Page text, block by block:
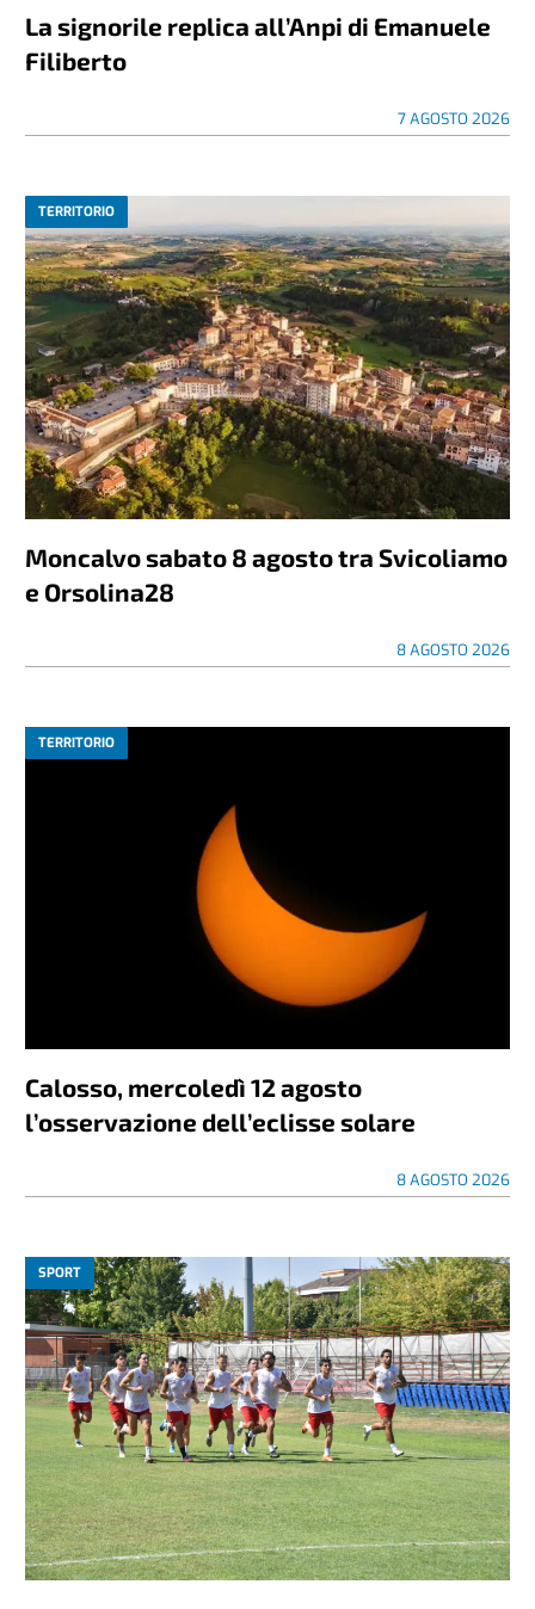
La signorile replica all’Anpi di Emanuele
Filiberto
7 AGOSTO 2026
TERRITORIO
Moncalvo sabato 8 agosto tra Svicoliamo
e Orsolina28
8 AGOSTO 2026
TERRITORIO
Calosso, mercoledì 12 agosto
l’osservazione dell’eclisse solare
8 AGOSTO 2026
SPORT